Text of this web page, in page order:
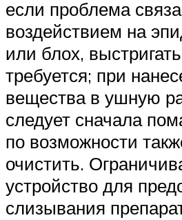
если проблема
воздействием на
или блох,
требуется; при
вещества в ушную
следует сначала
по возможности
очистить.
устройство для
слизывания